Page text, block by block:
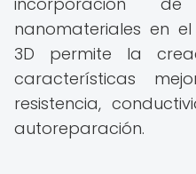
nanomateriales en
3D permite la
características
resistencia,
autoreparación.